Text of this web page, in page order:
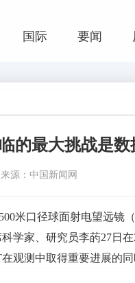
国际 要闻
的最大挑战是数
来源：中国新闻网
米口径球面射电望远镜
学家、研究员李菂27日
观测中取得重要进展的